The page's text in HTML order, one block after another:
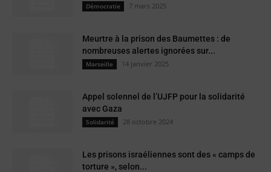
Démocratie 7 mars 2025
Meurtre à la prison des Baumettes : de
nombreuses alertes ignorées sur...
Marseille 14 janvier 2025
Appel solennel de l’UJFP pour la solidarité
avec Gaza
Solidarité 28 octobre 2024
Les prisons israéliennes sont des « camps de
torture », selon...